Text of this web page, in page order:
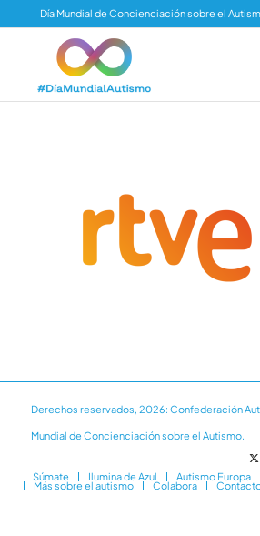
Día Mundial de Concienciación sobre el
Derechos reservados, 2026: Confederación
Mundial de Concienciación sobre el Autismo.
Súmate Ilumina de Azul Autismo Europa
Más sobre el autismo Colabora